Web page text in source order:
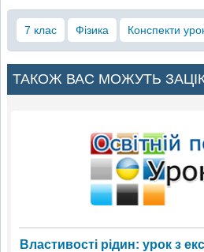
7 клас Фізика Конспекти
ТАКОЖ ВАС МОЖУТЬ
Властивості рідин: урок з